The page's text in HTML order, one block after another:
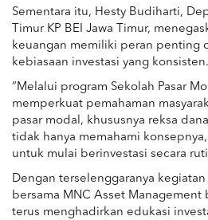
Sementara itu, Hesty Budiharti,
Timur KP BEI Jawa Timur,
keuangan memiliki peran penting
kebiasaan investasi yang konsisten.
“Melalui program Sekolah Pasar
memperkuat pemahaman
pasar modal, khususnya reksa
tidak hanya memahami
untuk mulai berinvestasi secara
Dengan terselenggaranya kegiatan
bersama MNC Asset
terus menghadirkan edukasi